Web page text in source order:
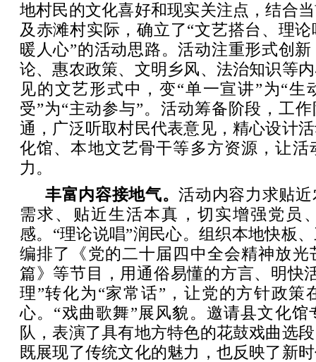
地村民的文化喜好和现实关注点，结合
及赤滩村实际，确立了“文艺搭台、理
暖人心”的活动思路。活动注重形式创
论、惠农政策、文明乡风、法治知识等
见的文艺形式中，变“单一宣讲”为“生
受”为“主动参与”。活动筹备阶段，工
通，广泛听取村民代表意见，精心设计
化馆、本地文艺骨干等多方资源，让活
力。
丰富内容接地气。活动内容力求贴
需求、贴近生活本真，切实增强党员
感。“理论说唱”润民心。组织本地快板
编排了《党的二十届四中全会精神放光
篇》等节目，用通俗易懂的方言、明快
理”转化为“家常话”，让党的方针政策
心。“戏曲歌舞”展风貌。邀请县文化
队，表演了具有地方特色的花鼓戏曲选
既展现了传统文化的魅力，也反映了新